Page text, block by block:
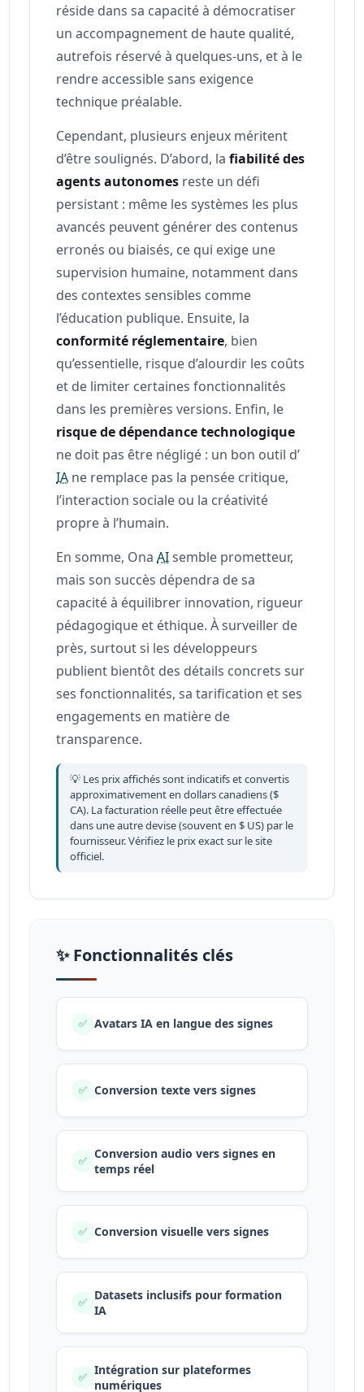
réside dans sa capacité à démocratiser
un accompagnement de haute qualité,
autrefois réservé à quelques-uns, et à le
rendre accessible sans exigence
technique préalable.
Cependant, plusieurs enjeux méritent
d’être soulignés. D’abord, lafiabilité des
agents autonomes reste un défi
persistant : même les systèmes les plus
avancés peuvent générer des contenus
erronés ou biaisés, ce qui exige une
supervision humaine, notamment dans
des contextes sensibles comme
l’éducation publique. Ensuite, la
conformité réglementaire, bien
qu’essentielle, risque d’alourdir les coûts
et de limiter certaines fonctionnalités
dans les premières versions. Enfin, le
risque de dépendance technologique
ne doit pas être négligé : un bon outil d’
IA ne remplace pas la pensée critique,
l’interaction sociale ou la créativité
propre à l’humain.
En somme, OnaAIsemble prometteur,
mais son succès dépendra de sa
capacité à équilibrer innovation, rigueur
pédagogique et éthique. À surveiller de
près, surtout si les développeurs
publient bientôt des détails concrets sur
ses fonctionnalités, sa tarification et ses
engagements en matière de
transparence.
💡 Les prix affichés sont indicatifs et convertis
approximativement en dollars canadiens ($
CA). La facturation réelle peut être effectuée
dans une autre devise (souvent en $ US) par le
fournisseur. Vérifiez le prix exact sur le site
officiel.
✨ Fonctionnalités clés
✅ Avatars IA en langue des signes
✅ Conversion texte vers signes
✅ Conversion audio vers signes en
temps réel
✅ Conversion visuelle vers signes
✅ Datasets inclusifs pour formation
IA
✅ Intégration sur plateformes
numériques